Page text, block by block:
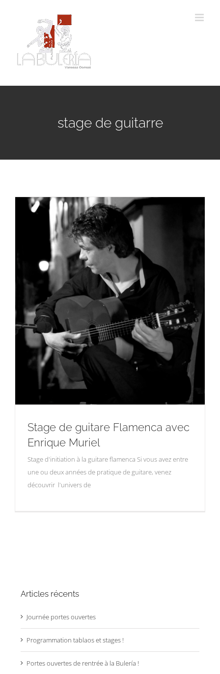
stage de guitarre
Stage de guitare Flamenca avec
Enrique Muriel
Stage d'initiation à la guitare flamenca Si vous avez entre
une ou deux années de pratique de guitare, venez
découvrir l'univers de
Articles récents
Journée portes ouvertes
Programmation tablaos et stages !
Portes ouvertes de rentrée à la Bulería !